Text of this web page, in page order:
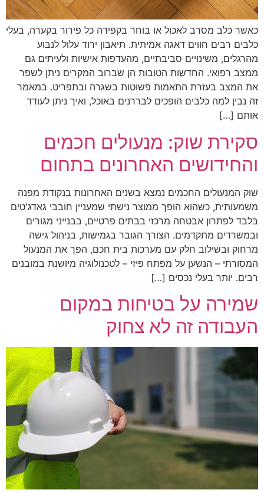
כאשר כלב מסרב לאכול או בוחר בקפידה כל פירור בקערה, בעלי
כלבים רבים חווים דאגה אמיתית. תיאבון ירוד עלול לנבוע
מהרגלים, משינויים סביבתיים, מהעדפות אישיות ולעיתים גם
ממצב רפואי. החדשות הטובות הן שברוב המקרים ניתן לשפר
את המצב בעזרת התאמות פשוטות בשגרה ובתפריט. במאמר
זה נבין למה כלבים הופכים לבררנים באוכל, ואיך ניתן לעודד
אותם […]
סקירת שוק: מנעולים חכמים
והחידושים האחרונים בתחום
שוק המנעולים החכמים נמצא בשנים האחרונות בנקודת מפנה
משמעותית, כשהוא הופך ממוצר נישתי שמעניין חובבי גאדג'טים
בלבד לפתרון אבטחה מרכזי בבתים פרטיים, בבנייני מגורים
ובמשרדים מתקדמים. הצורך הגובר בגמישות, בניהול גישה
מרחוק ובשילוב חלק עם מערכות בית חכם, הפך את המנעול
המסורתי – הנשען על מפתח פיזי – לטכנולוגיה מיושנת במובנים
רבים. יותר בעלי נכסים […]
שמירה על בטיחות במקום
העבודה זה לא צחוק